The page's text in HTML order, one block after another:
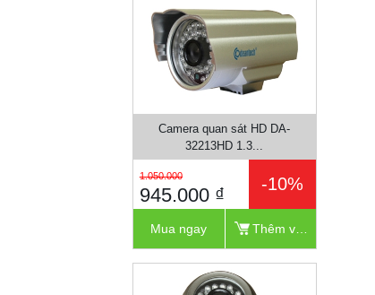
Camera quan sát HD DA-
32213HD 1.3...
1.050.000
945.000 ₫ -10%
Mua ngay Thêm vào giỏ